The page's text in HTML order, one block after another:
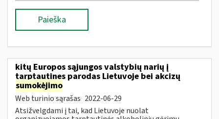
Paieška
kitų Europos sąjungos valstybių narių į
tarptautines parodas Lietuvoje bei akcizų
sumokėjimo
Web turinio sąrašas 2022-06-29
Atsižvelgdami į tai, kad Lietuvoje nuolat